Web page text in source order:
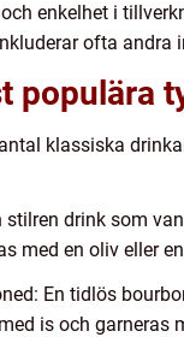
enkelhet i
ofta andra
populära
klassiska
stilren drink som
med en oliv eller
En tidlös
is och garneras